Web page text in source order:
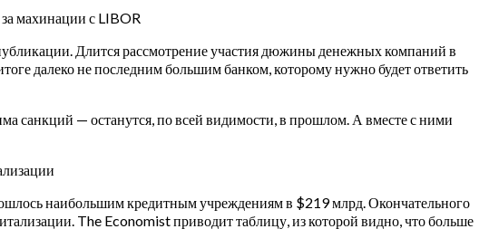
махинации с LIBOR
Длится рассмотрение участия дюжины денежных компаний в
далеко не последним большим банком, которому нужно будет ответить
санкций — останутся, по всей видимости, в прошлом. А вместе с ними
наибольшим кредитным учреждениям в $219 млрд. Окончательного
The Economist приводит таблицу, из которой видно, что больше